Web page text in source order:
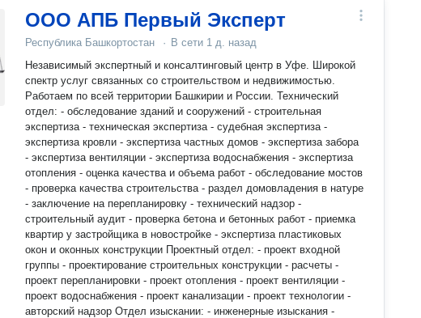
ООО АПБ Первый Эксперт
Республика Башкортостан · В сети 1 д. назад
Независимый экспертный и консалтинговый центр в Уфе. Широкой
спектр услуг связанных со строительством и недвижимостью.
Работаем по всей территории Башкирии и России. Технический
отдел: - обследование зданий и сооружений - строительная
экспертиза - техническая экспертиза - судебная экспертиза -
экспертиза кровли - экспертиза частных домов - экспертиза забора
- экспертиза вентиляции - экспертиза водоснабжения - экспертиза
отопления - оценка качества и объема работ - обследование мостов
- проверка качества строительства - раздел домовладения в натуре
- заключение на перепланировку - технический надзор -
строительный аудит - проверка бетона и бетонных работ - приемка
квартир у застройщика в новостройке - экспертиза пластиковых
окон и оконных конструкции Проектный отдел: - проект входной
группы - проектирование строительных конструкции - расчеты -
проект перепланировки - проект отопления - проект вентиляции -
проект водоснабжения - проект канализации - проект технологии -
авторский надзор Отдел изыскании: - инженерные изыскания -